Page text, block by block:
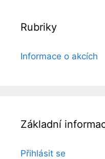
Rubriky
Informace o akcích
Základní
Přihlásit se